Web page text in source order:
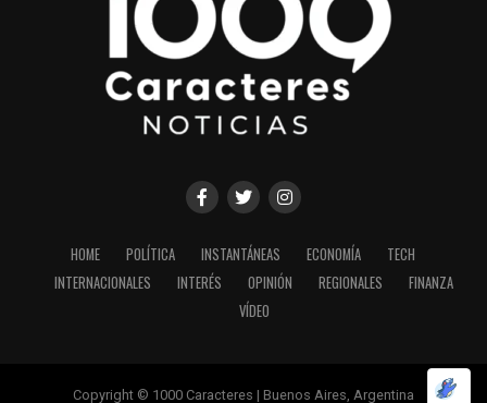
HOME POLÍTICA INSTANTÁNEAS ECONOMÍA
TECH
INTERNACIONALES
INTERÉS OPINIÓN REGIONALES
FINANZA
VÍDEO
Copyright © 1000 Caracteres | Buenos Aires, Argentina